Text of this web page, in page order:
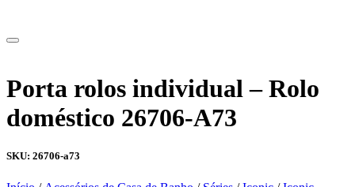
Porta rolos individual – Rolo
doméstico 26706-A73
SKU: 26706-a73